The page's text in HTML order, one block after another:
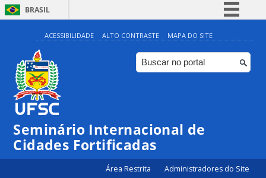
BRASIL
Simplifique!
Comunica BR
Participe
Canais
ACESSIBILIDADE ALTO CONTRASTE MAPA DO SITE
Seminário Internacional de
Cidades Fortificadas
Área Restrita Administradores do Site